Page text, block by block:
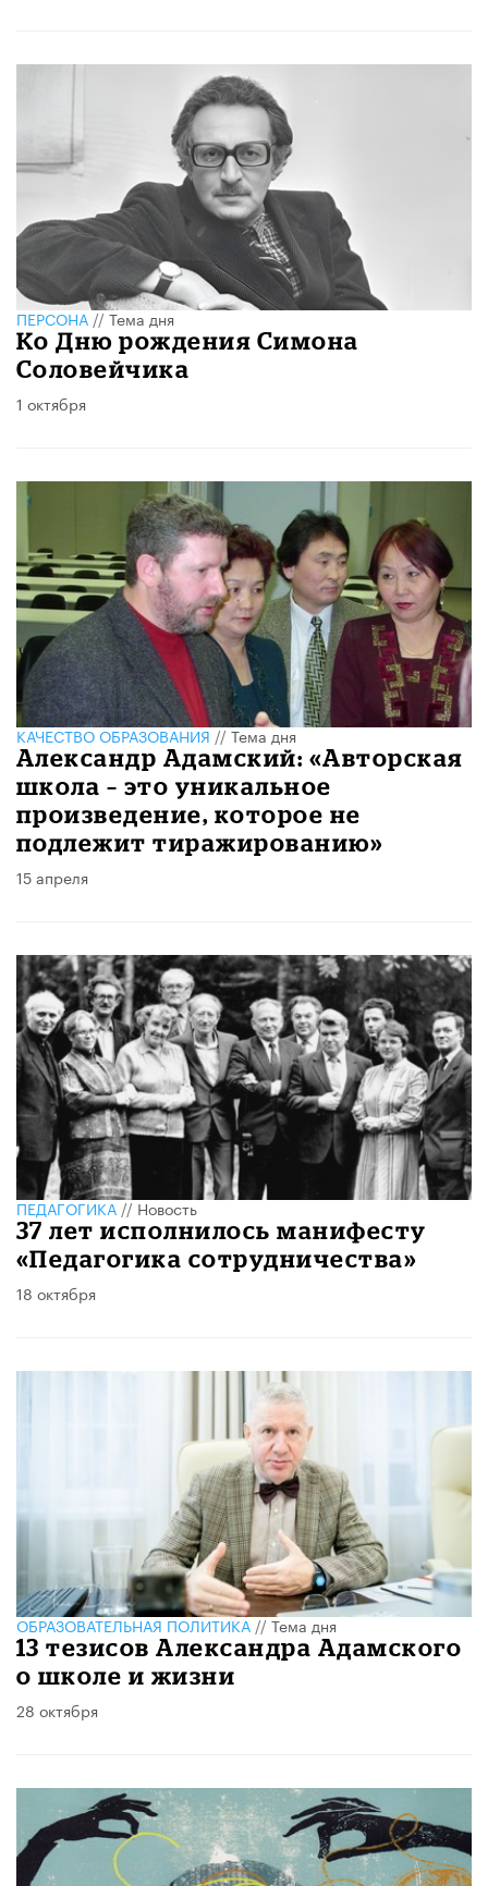
ПЕРСОНА//Тема дня
Ко Дню рождения Симона
Соловейчика
1 октября
КАЧЕСТВО ОБРАЗОВАНИЯ//Тема дня
Александр Адамский: «Авторская
школа – это уникальное
произведение, которое не
подлежит тиражированию»
15 апреля
ПЕДАГОГИКА//Новость
37 лет исполнилось манифесту
«Педагогика сотрудничества»
18 октября
ОБРАЗОВАТЕЛЬНАЯ ПОЛИТИКА//Тема дня
13 тезисов Александра Адамского
о школе и жизни
28 октября